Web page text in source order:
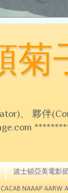
菊
、 夥伴
波士頓亞美電影
NAAAP AARW